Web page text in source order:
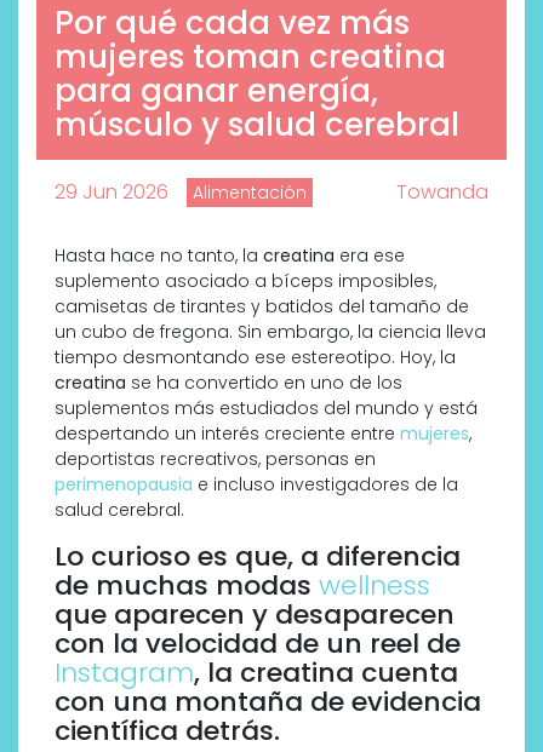
Por qué cada vez más
mujeres toman creatina
para ganar energía,
músculo y salud cerebral
29 Jun 2026 Alimentación Towanda
Hasta hace no tanto, la creatina era ese
suplemento asociado a bíceps imposibles,
camisetas de tirantes y batidos del tamaño de
un cubo de fregona. Sin embargo, la ciencia lleva
tiempo desmontando ese estereotipo. Hoy, la
creatina se ha convertido en uno de los
suplementos más estudiados del mundo y está
despertando un interés creciente entre mujeres,
deportistas recreativos, personas en
perimenopausia e incluso investigadores de la
salud cerebral.
Lo curioso es que, a diferencia
de muchas modas wellness
que aparecen y desaparecen
con la velocidad de un reel de
Instagram, la creatina cuenta
con una montaña de evidencia
científica detrás.